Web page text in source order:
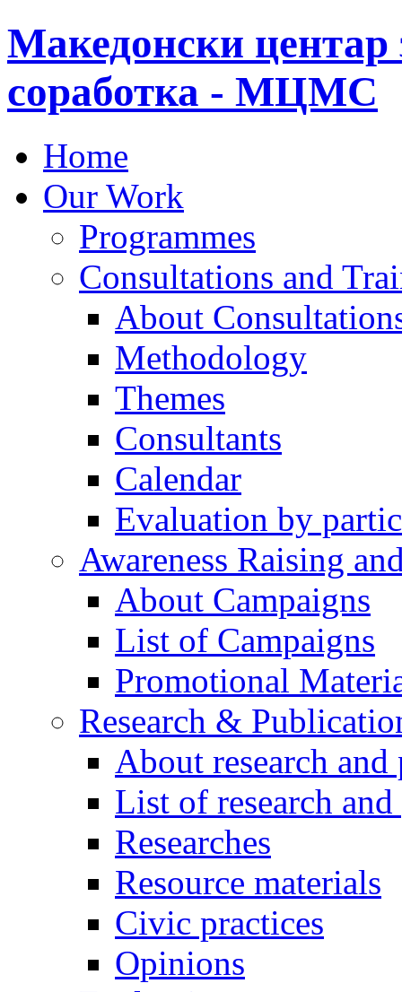
Македонски центар
соработка - МЦМС
Home
Our Work
Programmes
Consultations and
About
Methodology
Themes
Consultants
Calendar
Evaluation by
Awareness Raising
About Campaigns
List of Campaigns
Promotional
Research &
About research
List of research
Researches
Resource materials
Civic practices
Opinions